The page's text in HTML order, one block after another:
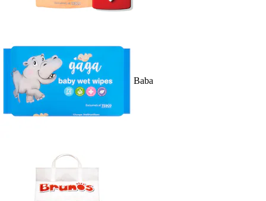
Baba